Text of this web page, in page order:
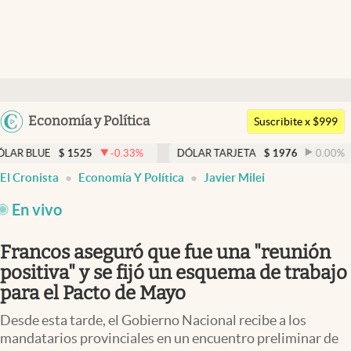
Argentina
Economía y Política
Members
Economía y Política
Finanzas y Mercados
Mercados Online
Columnistas
Otras secciones
Suscribite x $999
1525 -0.33% DÓLAR TARJETA $ 1976 0.00%
El Cronista Economía Y Política Javier Milei
En vivo
Francos aseguró que fue una "reunión
positiva" y se fijó un esquema de trabajo
para el Pacto de Mayo
Desde esta tarde, el Gobierno Nacional recibe a los
mandatarios provinciales en un encuentro preliminar de